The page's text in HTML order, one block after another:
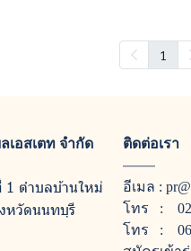
1
เอสเตท จำกัด
ตำบลบ้านใหม่
หวัดนนทบุรี
ติดต่อเรา
อีเมล :
โทร :
โทร :